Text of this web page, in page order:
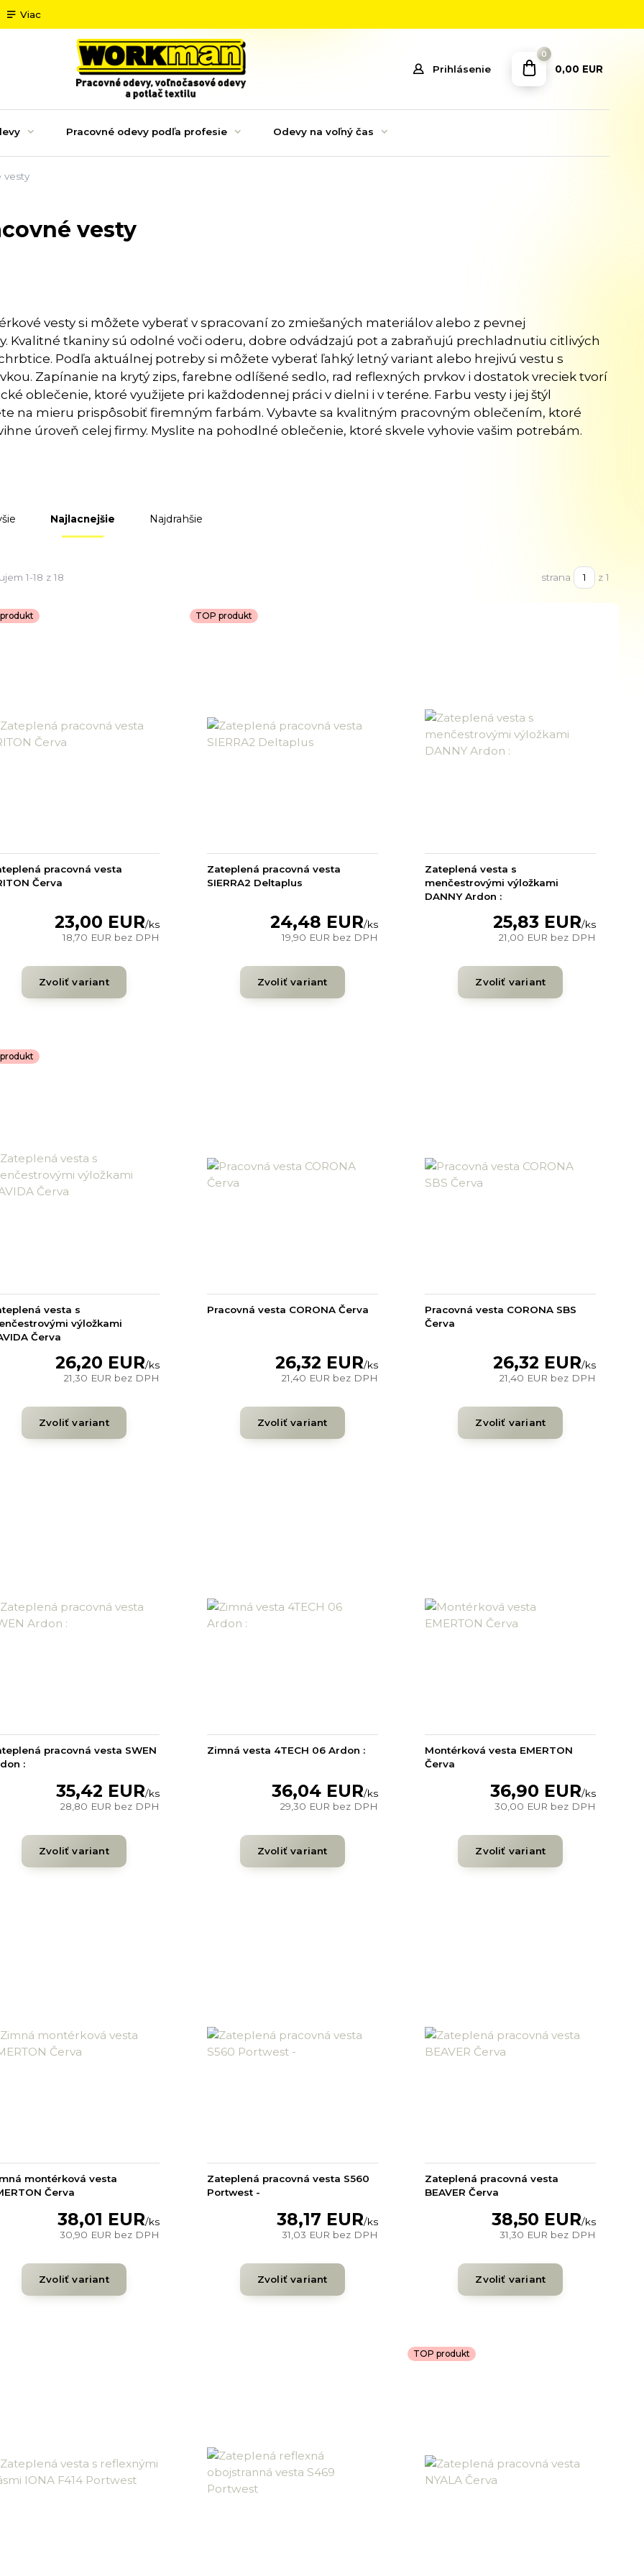
Viac
Prihlásenie
0
0,00 EUR
Pracovné odevy podľa profesie Odevy na voľný čas
vesty
vesty
vesty si môžete vyberať v spracovaní zo zmiešaných materiálov alebo z pevnej
Kvalitné tkaniny sú odolné voči oderu, dobre odvádzajú pot a zabraňujú prechladnutiu citlivých
Podľa aktuálnej potreby si môžete vyberať ľahký letný variant alebo hrejivú vestu s
Zapínanie na krytý zips, farebne odlíšené sedlo, rad reflexných prvkov i dostatok vreciek tvorí
oblečenie, ktoré využijete pri každodennej práci v dielni i v teréne. Farbu vesty i jej štýl
na mieru prispôsobiť firemným farbám. Vybavte sa kvalitným pracovným oblečením, ktoré
úroveň celej firmy. Myslite na pohodlné oblečenie, ktoré skvele vyhovie vašim potrebám.
Najlacnejšie Najdrahšie
1-18 z 18 strana z 1
pracovná vesta
Červa
23,00 EUR/ks
18,70 EUR bez DPH
Zvoliť variant
TOP produkt
Zateplená pracovná vesta
SIERRA2 Deltaplus
24,48 EUR/ks
19,90 EUR bez DPH
Zvoliť variant
Zateplená vesta s
menčestrovými výložkami
DANNY Ardon :
25,83 EUR/ks
21,00 EUR bez DPH
Zvoliť variant
vesta s
výložkami
Červa
26,20 EUR/ks
21,30 EUR bez DPH
Zvoliť variant
Pracovná vesta CORONA Červa
26,32 EUR/ks
21,40 EUR bez DPH
Zvoliť variant
Pracovná vesta CORONA SBS
Červa
26,32 EUR/ks
21,40 EUR bez DPH
Zvoliť variant
pracovná vesta SWEN
:
35,42 EUR/ks
28,80 EUR bez DPH
Zvoliť variant
Zimná vesta 4TECH 06 Ardon :
36,04 EUR/ks
29,30 EUR bez DPH
Zvoliť variant
Montérková vesta EMERTON
Červa
36,90 EUR/ks
30,00 EUR bez DPH
Zvoliť variant
montérková vesta
Červa
38,01 EUR/ks
30,90 EUR bez DPH
Zvoliť variant
Zateplená pracovná vesta S560
Portwest -
38,17 EUR/ks
31,03 EUR bez DPH
Zvoliť variant
Zateplená pracovná vesta
BEAVER Červa
38,50 EUR/ks
31,30 EUR bez DPH
Zvoliť variant
TOP produkt